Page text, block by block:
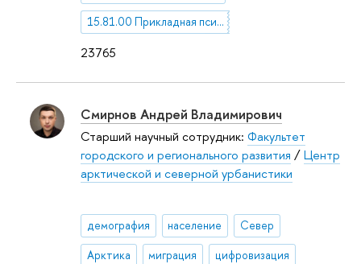
23765
15.81.00 Прикладная психология
Смирнов Андрей Владимирович
Старший научный сотрудник: Факультет
городского и регионального развития /Центр
арктической и северной урбанистики
демография население Север
Арктика миграция цифровизация